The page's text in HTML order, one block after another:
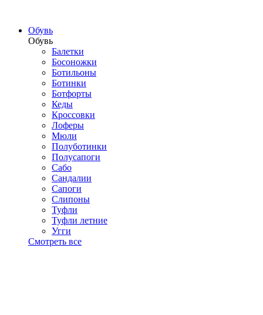
Обувь
Обувь
Балетки
Босоножки
Ботильоны
Ботинки
Ботфорты
Кеды
Кроссовки
Лоферы
Мюли
Полуботинки
Полусапоги
Сабо
Сандалии
Сапоги
Слипоны
Туфли
Туфли летние
Угги
Смотреть все